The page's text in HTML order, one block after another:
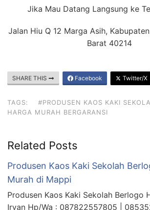
Jika Mau Datang Langsung ke
Jalan Hiu Q 12 Marga Asih,
Barat 40214
SHARE THIS Facebook Twitter/X
TAGS:
#PRODUSEN KAOS KAKI
HARGA MURAH BERGARANSI
Related Posts
Produsen Kaos Kaki Sekolah
Murah di Mappi
Produsen Kaos Kaki Sekolah Berlogo
Irvan Hp/Wa : 087822557805 |